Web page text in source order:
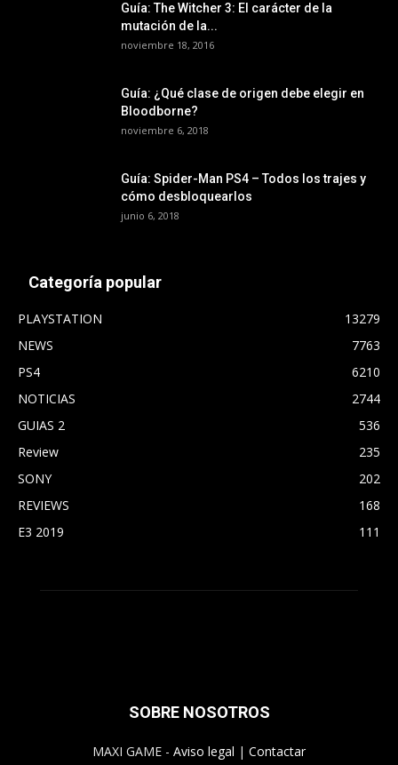
Guía: The Witcher 3: El carácter de la
mutación de la...
noviembre 18, 2016
Guía: ¿Qué clase de origen debe elegir en
Bloodborne?
noviembre 6, 2018
Guía: Spider-Man PS4 – Todos los trajes y
cómo desbloquearlos
junio 6, 2018
Categoría popular
PLAYSTATION
13279
NEWS
7763
PS4
6210
NOTICIAS
2744
GUIAS 2
536
Review
235
SONY
202
REVIEWS
168
E3 2019
111
SOBRE NOSOTROS
MAXI GAME - Aviso legal | Contactar